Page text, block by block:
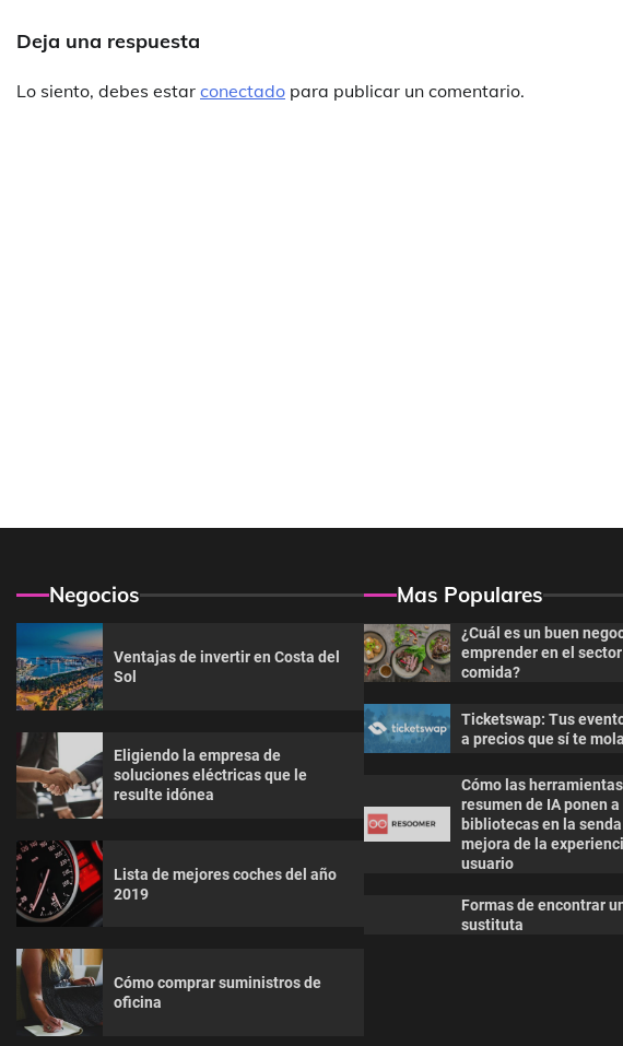
Deja una respuesta
Lo siento, debes estar conectado para publicar un comentario.
Negocios
Ventajas de invertir en Costa del
Sol
Eligiendo la empresa de
soluciones eléctricas que le
resulte idónea
Lista de mejores coches del año
2019
Cómo comprar suministros de
oficina
Mas Populares
¿Cuál es un buen
emprender en el
comida?
Ticketswap: Tus
a precios que sí te
Cómo las
resumen de IA ponen a
bibliotecas en la
mejora de la
usuario
Formas de encontrar
sustituta